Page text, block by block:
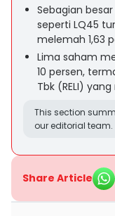
Sebagian
seperti LQ45
melemah 1,63
Lima saham
10 persen,
Tbk (RELI)
This section
our editorial team.
Share Article